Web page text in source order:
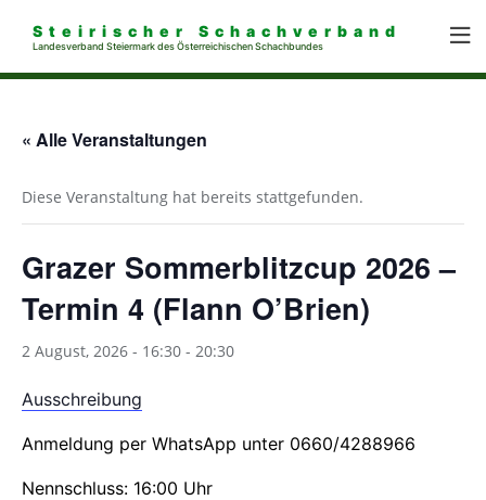
Steirischer Schachverband
Landesverband Steiermark des Österreichischen Schachbundes
« Alle Veranstaltungen
Diese Veranstaltung hat bereits stattgefunden.
Grazer Sommerblitzcup 2026 –
Termin 4 (Flann O’Brien)
2 August, 2026 - 16:30 - 20:30
Ausschreibung
Anmeldung per WhatsApp unter 0660/4288966
Nennschluss: 16:00 Uhr